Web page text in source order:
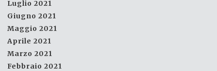
Luglio 2021
Giugno 2021
Maggio 2021
Aprile 2021
Marzo 2021
Febbraio 2021